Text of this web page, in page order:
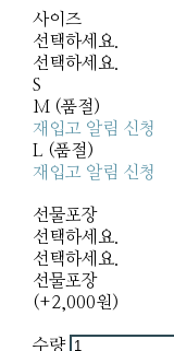
사이즈
선택하세요.
선택하세요.
S
M (품절)
재입고 알림 신청
L (품절)
재입고 알림 신청
선물포장
선택하세요.
선택하세요.
선물포장
(+2,000원)
수량